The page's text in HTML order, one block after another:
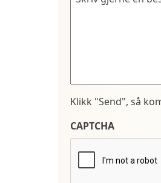
Klikk "Send", så
CAPTCHA